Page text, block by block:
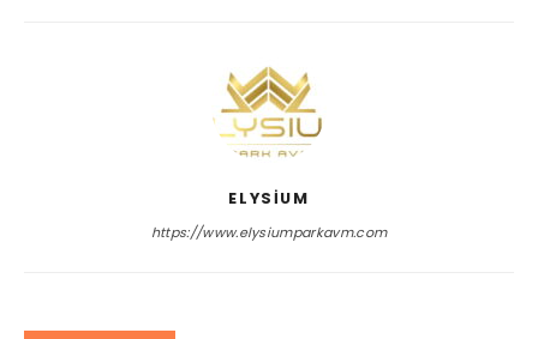
ELYSIUM
https://www.elysiumparkavm.com